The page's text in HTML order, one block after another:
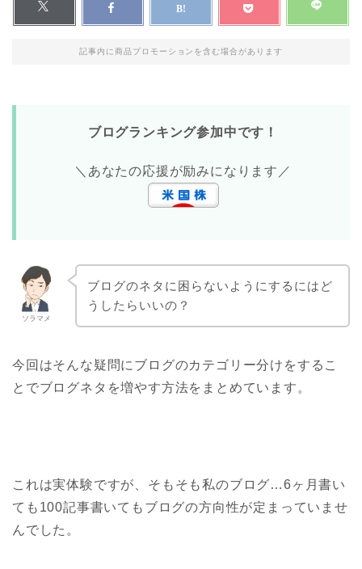
記事内に商品プロモーションを含む場合があります
ブログランキング参加中です！
＼あなたの応援が励みになります／
ソラマメ
ブログのネタに困らないようにするにはど
うしたらいいの？
今回はそんな疑問にブログのカテゴリー分けをするこ
とでブログネタを増やす方法をまとめています。
これは実体験ですが、そもそも私のブログ…6ヶ月書い
ても100記事書いてもブログの方向性が定まっていませ
んでした。